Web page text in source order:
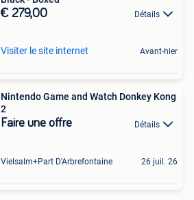
€ 279,00 Détails
Visiter le site internet Avant-hier
Nintendo Game and Watch Donkey Kong
2
Faire une offre Détails
Vielsalm+Part D'Arbrefontaine 26 juil. 26